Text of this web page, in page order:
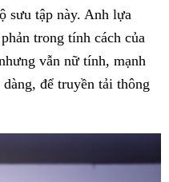
sưu tập này. Anh lựa
trong tính cách của
vẫn nữ tính, mạnh
để truyền tải thông